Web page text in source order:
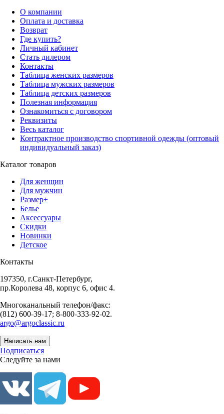
О компании
Оплата и доставка
Возврат
Где купить?
Личный кабинет
Стать дилером
Контакты
Таблица женских размеров
Таблица мужских размеров
Таблица детских размеров
Полезная информация
Ознакомиться с договором
Реквизиты
Весь каталог
Контрактное производство спортивной одежды (оптовый
индивидуальный заказ)
Каталог товаров
Для женщин
Для мужчин
Размер+
Белье
Аксессуары
Скидки
Новинки
Детское
Контакты
197350, г.Санкт-Петербург,
пр.Королева 48, корпус 6, офис 4.
Многоканальный телефон/факс:
(812) 600-39-17; 8-800-333-92-02.
argo@argoclassic.ru
Написать нам
Подписаться
Следуйте за нами